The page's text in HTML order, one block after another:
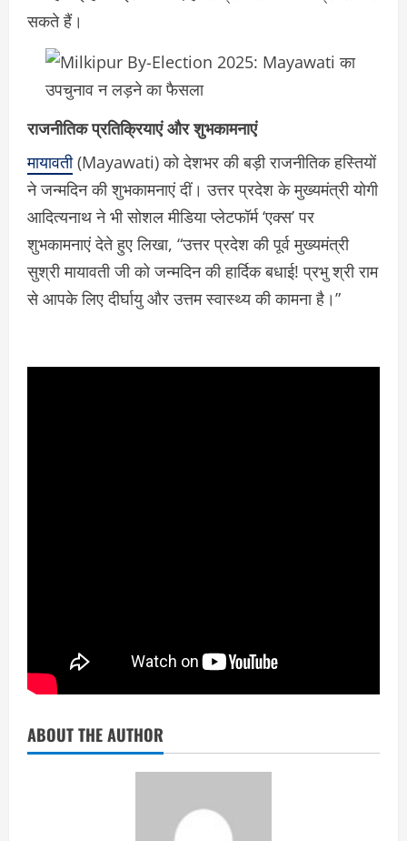
सकते हैं।
राजनीतिक प्रतिक्रियाएं और शुभकामनाएं
मायावती(Mayawati) को देशभर की बड़ी राजनीतिक हस्तियों
ने जन्मदिन की शुभकामनाएं दीं। उत्तर प्रदेश के मुख्यमंत्री योगी
आदित्यनाथ ने भी सोशल मीडिया प्लेटफॉर्म ‘एक्स’ पर
शुभकामनाएं देते हुए लिखा, “उत्तर प्रदेश की पूर्व मुख्यमंत्री
सुश्री मायावती जी को जन्मदिन की हार्दिक बधाई! प्रभु श्री राम
से आपके लिए दीर्घायु और उत्तम स्वास्थ्य की कामना है।”
ABOUT THE AUTHOR